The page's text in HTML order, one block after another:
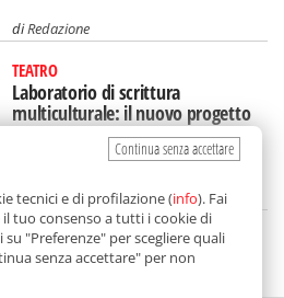
diRedazione
TEATRO
Laboratorio di scrittura
multiculturale: il nuovo progetto
di Fiat Lux 2.0 a Catania
diRedazione
DA BALARM
Continua senza accettare
tecnici e di profilazione (info). Fai
tuo consenso a tutti i cookie di
"Preferenze" per scegliere quali
senza accettare" per non